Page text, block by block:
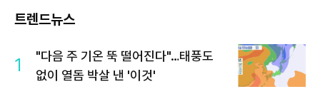
트렌드뉴스
1
"다음 주 기온 뚝 떨어진다"…태풍도
없이 열돔 박살 낸 '이것'